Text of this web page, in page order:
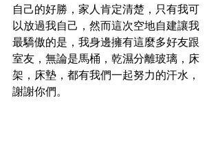
自己的好勝，家人肯定清楚，只有我可
以放過我自己，然而這次空地自建讓我
最驕傲的是，我身邊擁有這麼多好友跟
室友，無論是馬桶，乾濕分離玻璃，床
架，床墊，都有我們一起努力的汗水，
謝謝你們。